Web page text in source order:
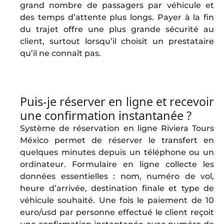
grand nombre de passagers par véhicule et
des temps d’attente plus longs. Payer à la fin
du trajet offre une plus grande sécurité au
client, surtout lorsqu’il choisit un prestataire
qu’il ne connaît pas.
Puis‑je réserver en ligne et recevoir
une confirmation instantanée ?
Système de réservation en ligne Riviera Tours
México permet de réserver le transfert en
quelques minutes depuis un téléphone ou un
ordinateur. Formulaire en ligne collecte les
données essentielles : nom, numéro de vol,
heure d’arrivée, destination finale et type de
véhicule souhaité. Une fois le paiement de 10
euro/usd par personne effectué le client reçoit